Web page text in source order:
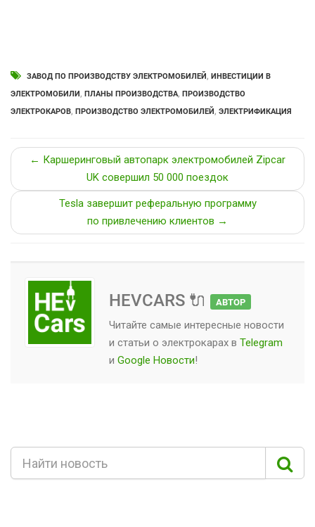
ЗАВОД ПО ПРОИЗВОДСТВУ ЭЛЕКТРОМОБИЛЕЙ, ИНВЕСТИЦИИ В
ЭЛЕКТРОМОБИЛИ, ПЛАНЫ ПРОИЗВОДСТВА, ПРОИЗВОДСТВО
ЭЛЕКТРОКАРОВ, ПРОИЗВОДСТВО ЭЛЕКТРОМОБИЛЕЙ, ЭЛЕКТРИФИКАЦИЯ
← Каршеринговый автопарк электромобилей Zipcar
UK совершил 50 000 поездок
Tesla завершит реферальную программу
по привлечению клиентов →
HEVCARS 🔌 АВТОР
Читайте самые интересные новости
и статьи о электрокарах в Telegram
и Google Новости!